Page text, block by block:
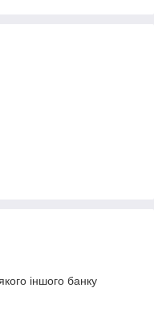
іншого банку